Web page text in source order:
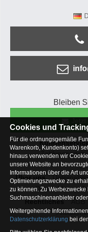
Bleiben
Zahlungsarten
Über uns
Osterfeldsee
Rechtliches
AGB
Cookies und
Für die ordnungsgemäße
Warenkorb, Kundenkonto)
hinaus verwenden wir
unsere Website an
Informationen über die Art
Optimierungszwecke zu
zu können. Zu
Suchmaschinenanbieter
Weitergehende
Datenschutzerklärung bei